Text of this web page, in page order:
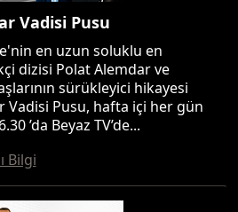
Vadisi Pusu
en uzun soluklu en
dizisi Polat Alemdar ve
sürükleyici hikayesi
Vadisi Pusu, hafta içi her gün
’da Beyaz TV’de...
Bilgi